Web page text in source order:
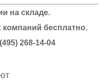
на складе.
бесплатно.
268-14-04